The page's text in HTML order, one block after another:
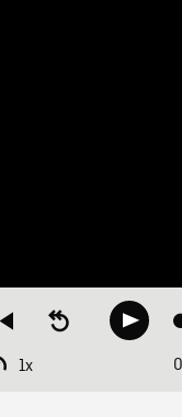
Restart
beginning
Seek
backwardPlay
1x
Playback